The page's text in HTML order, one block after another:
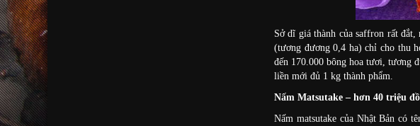
Sở dĩ giá thành của saffron rất
(tương đương 0,4 ha) chỉ cho thu
đến 170.000 bông hoa tươi, tương
liền mới đủ 1 kg thành phẩm.
Nấm Matsutake – hơn 40 triệu
Nấm matsutake của Nhật Bản có